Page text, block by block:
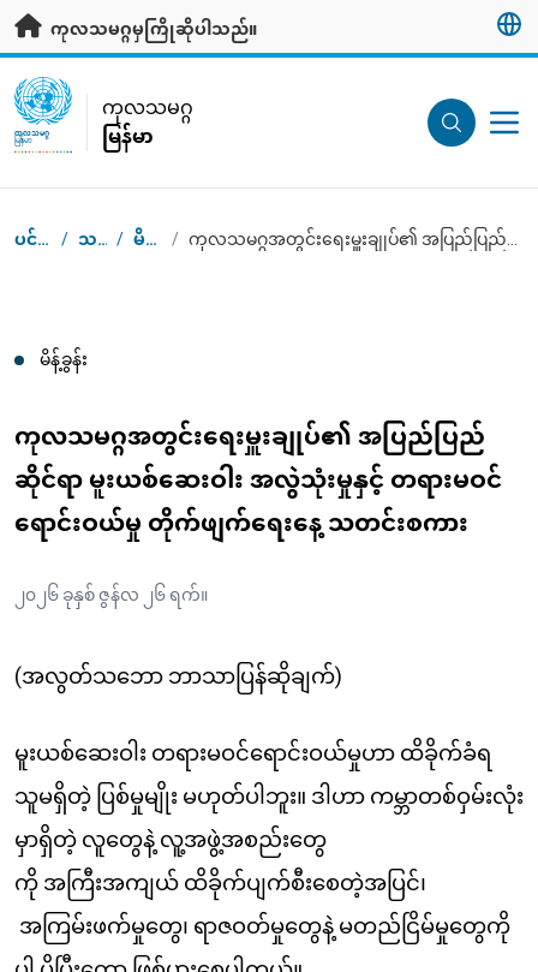
ပင်မအကြောင်းအရာသို့ သွားရန်
ကုလသမဂ္ဂမှကြိုဆိုပါသည်။
UN Logo
ကုလသမဂ္ဂ
မြန်မာ
ကုလသမဂ္ဂ
မြန်မာ
Breadcrumb
ပင်မစာမျက်နှာ / သတင်းဌာန / မိန့်ခွန်းများ /
မိန့်ခွန်း
ကုလသမဂ္ဂအတွင်းရေးမှူးချုပ်၏ အပြည်ပြည်
ဆိုင်ရာ မူးယစ်ဆေးဝါး အလွဲသုံးမှုနှင့် တရားမဝင်
ရောင်းဝယ်မှု တိုက်ဖျက်ရေးနေ့ သတင်းစကား
၂၀၂၆ ခုနှစ် ဇွန်လ ၂၆ ရက်။
‎(အလွတ်သဘော ဘာသာပြန်ဆိုချက်)
မူးယစ်ဆေးဝါး တရားမဝင်ရောင်းဝယ်မှုဟာ ထိခိုက်ခံရ
သူမရှိတဲ့ ပြစ်မှုမျိုး မဟုတ်ပါဘူး။ ဒါဟာ ကမ္ဘာတစ်ဝှမ်းလုံး
မှာရှိတဲ့ လူတွေနဲ့ လူ့အဖွဲ့အစည်းတွေ
ကို အကြီးအကျယ် ထိခိုက်ပျက်စီးစေတဲ့အပြင်၊
အကြမ်းဖက်မှုတွေ၊ ရာဇဝတ်မှုတွေနဲ့ မတည်ငြိမ်မှုတွေကို